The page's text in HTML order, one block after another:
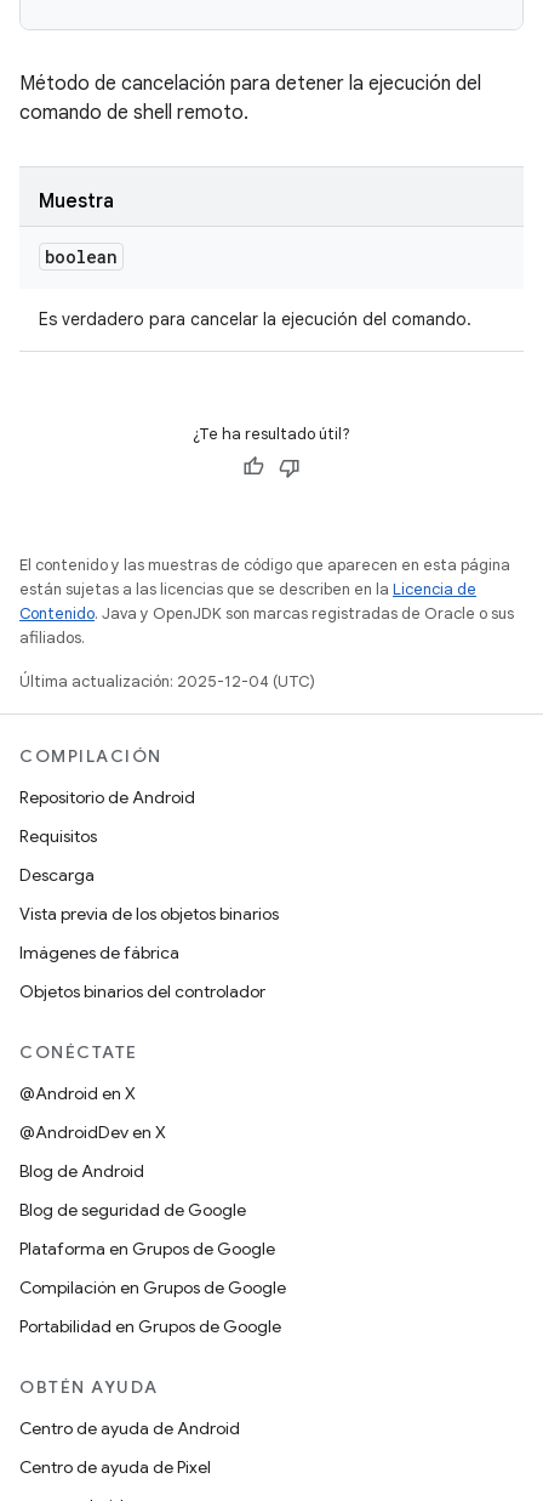
Método de cancelación para detener la ejecución del
comando de shell remoto.
Muestra
boolean
Es verdadero para cancelar la ejecución del comando.
¿Te ha resultado útil?
El contenido y las muestras de código que aparecen en esta página
están sujetas a las licencias que se describen en la Licencia de
Contenido. Java y OpenJDK son marcas registradas de Oracle o sus
afiliados.
Última actualización: 2025-12-04 (UTC)
COMPILACIÓN
Repositorio de Android
Requisitos
Descarga
Vista previa de los objetos binarios
Imágenes de fábrica
Objetos binarios del controlador
CONÉCTATE
@Android en X
@AndroidDev en X
Blog de Android
Blog de seguridad de Google
Plataforma en Grupos de Google
Compilación en Grupos de Google
Portabilidad en Grupos de Google
OBTÉN AYUDA
Centro de ayuda de Android
Centro de ayuda de Pixel